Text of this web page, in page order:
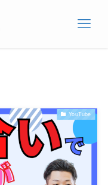
YouTube